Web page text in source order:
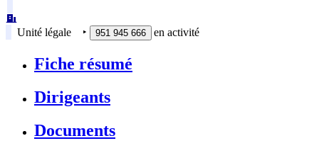
Unité légale ‣ 951 945 666 en activité
Fiche résumé
Dirigeants
Documents